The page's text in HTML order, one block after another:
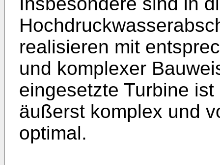
realisieren mit
und komplexer
eingesetzte Turbine
äußerst komplex und
optimal.